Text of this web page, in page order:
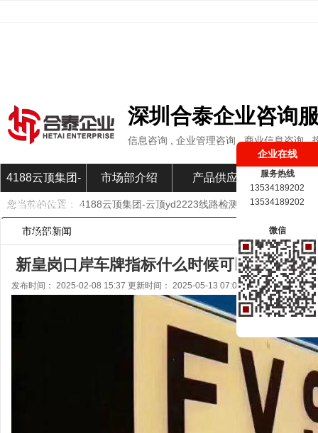
深圳合泰企业咨询
信息咨询 , 企业管理咨询 , 商业信息咨询 ,
4188云顶集团-
云顶yd2223线路
检测
市场部介绍 产品供应 市场部
您当前的位置： 4188云顶集团-云顶yd2223线路检测 市场部新闻»
市场部新闻
新皇岗口岸车牌指标什么时候可以申请？-
发布时间： 2025-02-08 15:37 更新时间： 2025-05-13 07:04
企业在线
服务热线
13534189202
13534189202
微信